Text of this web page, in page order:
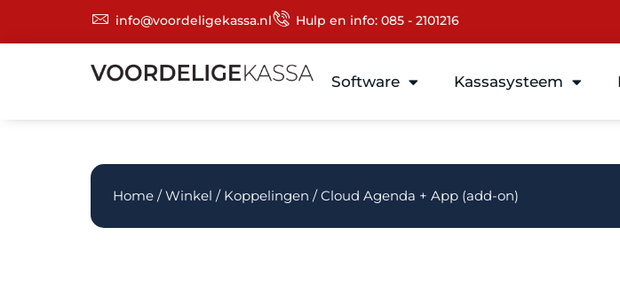
info@voordeligekassa.nl Hulp en info: 085 - 2101216
Software Kassasysteem
Home /Winkel / Koppelingen / Cloud Agenda + App (add-on)